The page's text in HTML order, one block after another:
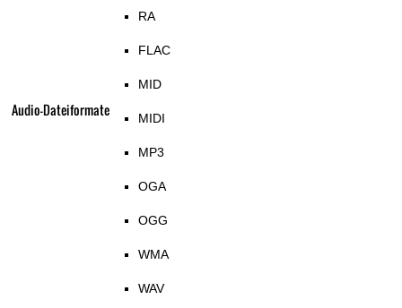
Audio-Dateiformate
RA
FLAC
MID
MIDI
MP3
OGA
OGG
WMA
WAV